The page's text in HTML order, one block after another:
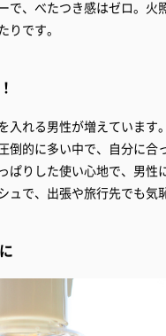
で、べたつき感はゼロ。
です。
れる男性が増えています。
倒的に多い中で、自分に合
ぱりした使い心地で、男性
ュで、出張や旅行先でも気